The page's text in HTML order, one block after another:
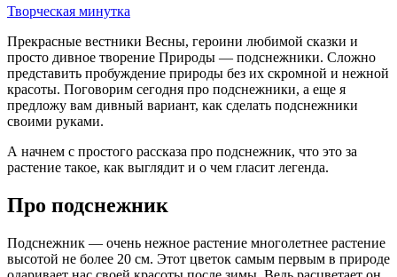
Творческая минутка
Прекрасные вестники Весны, героини любимой сказки и
просто дивное творение Природы — подснежники. Сложно
представить пробуждение природы без их скромной и нежной
красоты. Поговорим сегодня про подснежники, а еще я
предложу вам дивный вариант, как сделать подснежники
своими руками.
А начнем с простого рассказа про подснежник, что это за
растение такое, как выглядит и о чем гласит легенда.
Про подснежник
Подснежник — очень нежное растение многолетнее растение
высотой не более 20 см. Этот цветок самым первым в природе